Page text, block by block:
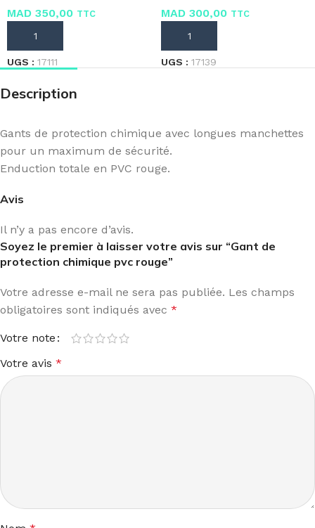
MAD 350,00 TTC
AJOUTER AU PANIER
UGS : 17111
MAD 300,00 TTC
AJOUTER AU PANIER
UGS : 17139
Description
Gants de protection chimique avec longues manchettes
pour un maximum de sécurité.
Enduction totale en PVC rouge.
Avis
Il n’y a pas encore d’avis.
Soyez le premier à laisser votre avis sur “Gant de
protection chimique pvc rouge”
Votre adresse e-mail ne sera pas publiée. Les champs
obligatoires sont indiqués avec *
Votre note
Votre avis *